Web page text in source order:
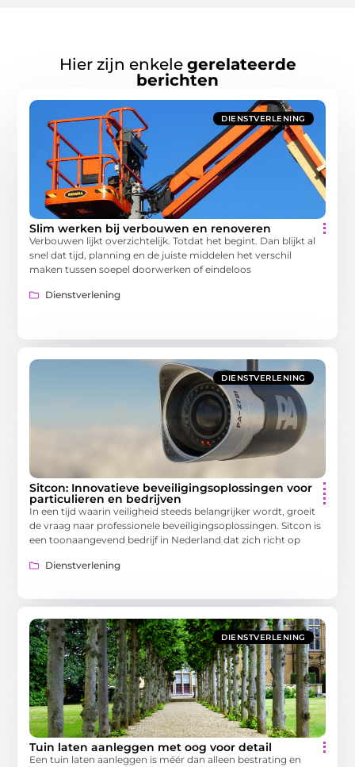
Hier zijn enkele gerelateerde
berichten
DIENSTVERLENING
Slim werken bij verbouwen en renoveren
Verbouwen lijkt overzichtelijk. Totdat het begint. Dan blijkt al
snel dat tijd, planning en de juiste middelen het verschil
maken tussen soepel doorwerken of eindeloos
Dienstverlening
DIENSTVERLENING
Sitcon: Innovatieve beveiligingsoplossingen voor
particulieren en bedrijven
In een tijd waarin veiligheid steeds belangrijker wordt, groeit
de vraag naar professionele beveiligingsoplossingen. Sitcon is
een toonaangevend bedrijf in Nederland dat zich richt op
Dienstverlening
DIENSTVERLENING
Tuin laten aanleggen met oog voor detail
Een tuin laten aanleggen is méér dan alleen bestrating en